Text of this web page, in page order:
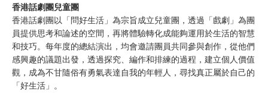
香港話劇團兒童團
香港話劇團以「問好生活」為宗旨成立兒童團，透過「戲劇」為團
員提供思考和論述的空間，再將體驗轉化成能夠運用於生活的智慧
和技巧。每年度的總結演出，均會邀請團員共同參與創作，從他們
感興趣的議題出發，透過探究、編作和排練的過程，建立個人價值
觀，成為不甘隨俗有勇氣表達自我的年輕人，尋找真正屬於自己的
「好生活」。